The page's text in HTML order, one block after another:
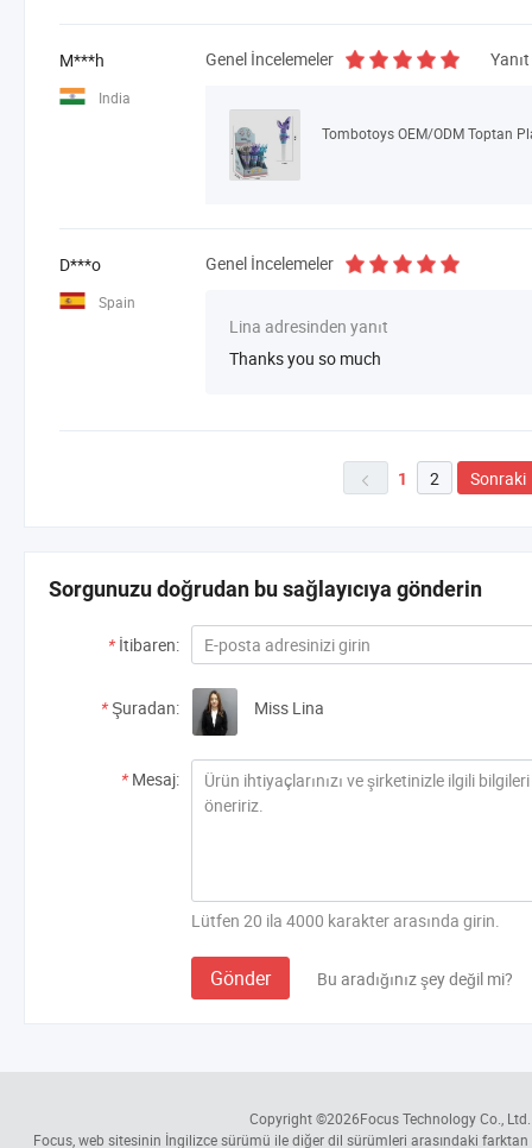
M***h
India
Genel İncelemeler Yanıt
D***o
Spain
Genel İncelemeler
Lina adresinden yanıt
Thanks you so much
 1 2 Sonraki
Sorgunuzu doğrudan bu sağlayıcıya gönderin
* İtibaren:
* Şuradan: Miss Lina
* Mesaj:
Lütfen 20 ila 4000 karakter arasında girin.
Gönder Bu aradığınız şey değil mi?
Copyright ©2026Focus Technology Co., Ltd.
Focus, web sitesinin İngilizce sürümü ile diğer dil sürümleri arasındaki